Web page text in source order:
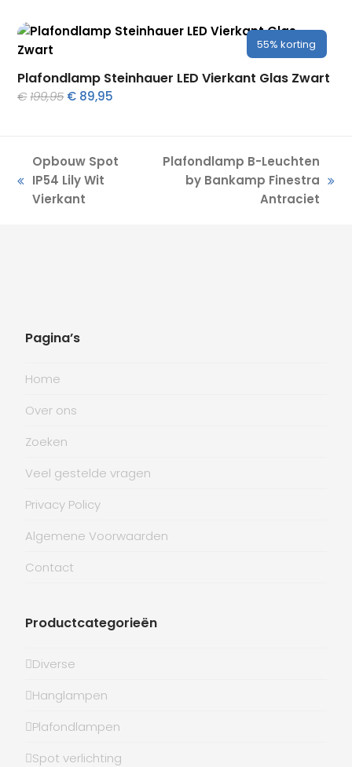
€460,00. €350,00.
55% korting
Plafondlamp Steinhauer LED Vierkant Glas Zwart
€199,95 Oorspronkelijke
€ 89,95
previous
post:
Opbouw Spot
IP54 Lily Wit
Vierkant
Plafondlamp B-Leuchten
by Bankamp Finestra
Antraciet
Pagina’s
Home
Over ons
Zoeken
Veel gestelde vragen
Privacy Policy
Algemene Voorwaarden
Contact
Productcategorieën
Diverse
Hanglampen
Plafondlampen
Spot verlichting